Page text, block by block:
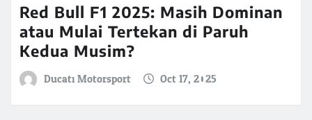
Red Bull F1 2025: Masih Dominan
atau Mulai Tertekan di Paruh
Kedua Musim?
Ducati Motorsport Oct 17, 2025